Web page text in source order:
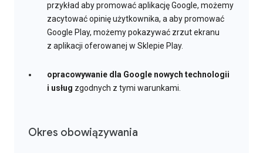
przykład aby promować aplikację Google, możemy
zacytować opinię użytkownika, a aby promować
Google Play, możemy pokazywać zrzut ekranu
z aplikacji oferowanej w Sklepie Play.
opracowywanie dla Google nowych technologii
i usług zgodnych z tymi warunkami.
Okres obowiązywania